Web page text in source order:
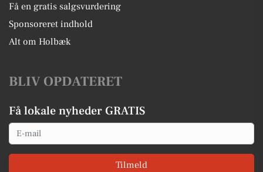
Få en gratis salgsvurdering
Sponsoreret indhold
Alt om Holbæk
BLIV OPDATERET
Få lokale nyheder GRATIS
Email
Tilmeld